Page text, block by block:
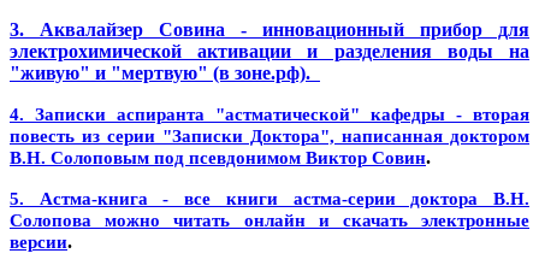
3. Аквалайзер Совина - инновационный прибор для
электрохимической активации и разделения воды на
"живую" и "мертвую" (в зоне.рф).
4. Записки аспиранта "астматической" кафедры - вторая
повесть из серии "Записки Доктора", написанная доктором
В.Н. Солоповым под псевдонимом Виктор Совин.
5. Астма-книга - все книги астма-серии доктора В.Н.
Солопова можно читать онлайн и скачать электронные
версии.